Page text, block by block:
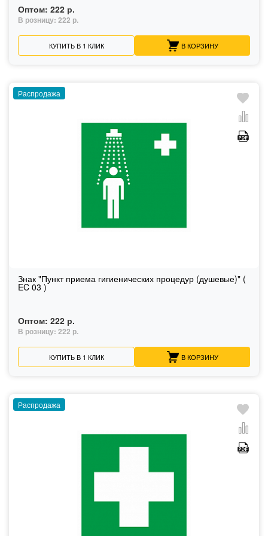
Оптом: 222 р.
В розницу: 222 р.
КУПИТЬ В 1 КЛИК В КОРЗИНУ
Распродажа
Знак "Пункт приема гигиенических процедур (душевые)" (
EC 03 )
Оптом: 222 р.
В розницу: 222 р.
КУПИТЬ В 1 КЛИК В КОРЗИНУ
Распродажа